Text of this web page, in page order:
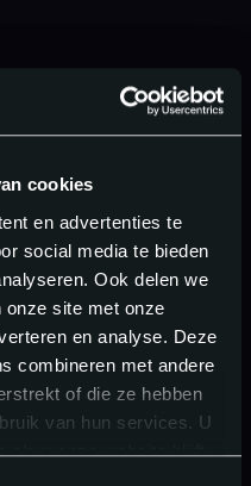
cookies
en advertenties te
social media te bieden
Ook delen we
onze site met onze
en analyse. Deze
combineren met andere
of die ze hebben
van hun services. U
als u onze website blijft